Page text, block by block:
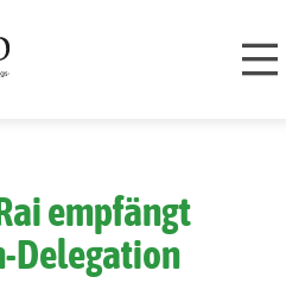
empfängt
Delegation